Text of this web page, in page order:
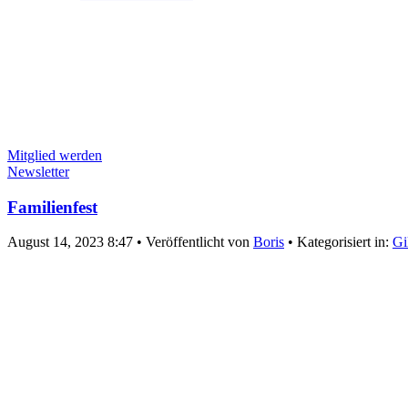
Mitglied werden
Newsletter
Familienfest
August 14, 2023 8:47 • Veröffentlicht von Boris • Kategorisiert in: